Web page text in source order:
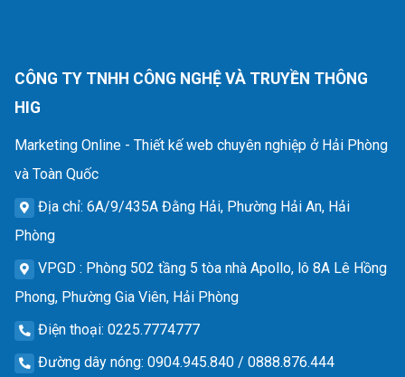
CÔNG TY TNHH CÔNG NGHỆ VÀ TRUYỀN THÔNG
HIG
Marketing Online - Thiết kế web chuyên nghiệp ở Hải Phòng
và Toàn Quốc
Địa chỉ: 6A/9/435A Đằng Hải, Phường Hải An, Hải
Phòng
VPGD : Phòng 502 tầng 5 tòa nhà Apollo, lô 8A Lê Hồng
Phong, Phường Gia Viên, Hải Phòng
Điện thoại: 0225.7774777
Đường dây nóng: 0904.945.840 / 0888.876.444